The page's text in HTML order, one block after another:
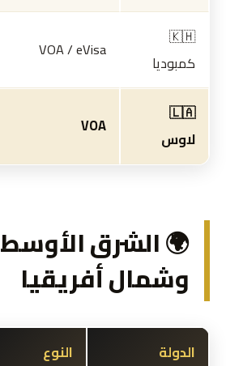
🇰🇭
كمبوديا
VOA / eVisa
🇱🇦
لاوس
VOA
🌍 الشرق الأوسط
وشمال أفريقيا
الدولة النوع